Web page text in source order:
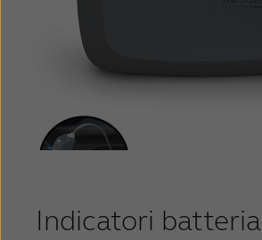
Indicatori batteria